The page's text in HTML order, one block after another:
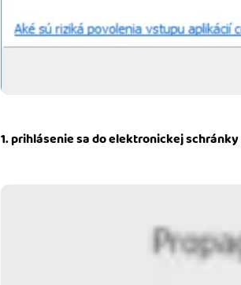
1. prihlásenie sa do elektronickej schránky